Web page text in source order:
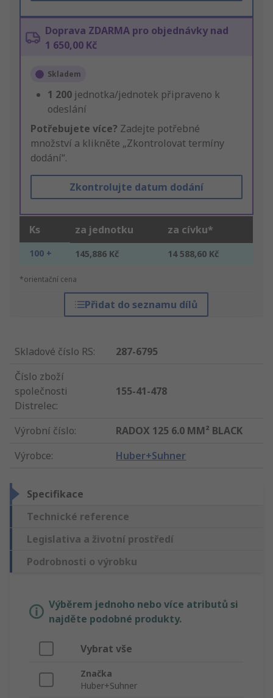
Doprava ZDARMA pro objednávky nad
1 650,00 Kč
Skladem
1 200 jednotka/jednotek připraveno k
odeslání
Potřebujete více? Zadejte potřebné
množství a klikněte „Zkontrolovat termíny
dodání“.
Zkontrolujte datum dodání
Ks za jednotku za cívku*
100 + 145,886 Kč 14 588,60 Kč
*orientační cena
Přidat do seznamu dílů
Skladové číslo RS:
287-6795
Číslo zboží
společnosti
Distrelec:
155-41-478
Výrobní číslo:
RADOX 125 6.0 MM² BLACK
Výrobce: Huber+Suhner
Specifikace
Technické reference
Legislativa a životní prostředí
Podrobnosti o výrobku
Výběrem jednoho nebo více atributů si
najděte podobné produkty.
Vybrat vše
Značka
Huber+Suhner